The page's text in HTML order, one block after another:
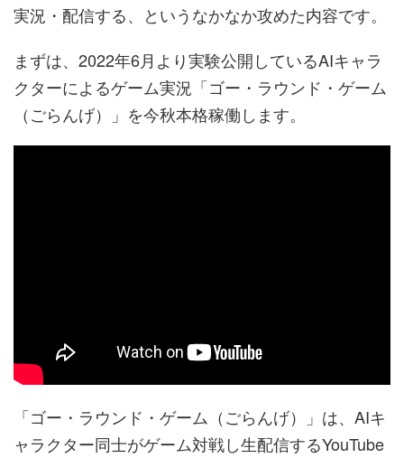
実況・配信する、というなかなか攻めた内容です。
まずは、2022年6月より実験公開しているAIキャラ
クターによるゲーム実況「ゴー・ラウンド・ゲーム
（ごらんげ）」を今秋本格稼働します。
「ゴー・ラウンド・ゲーム（ごらんげ）」は、AIキ
ャラクター同士がゲーム対戦し生配信するYouTube